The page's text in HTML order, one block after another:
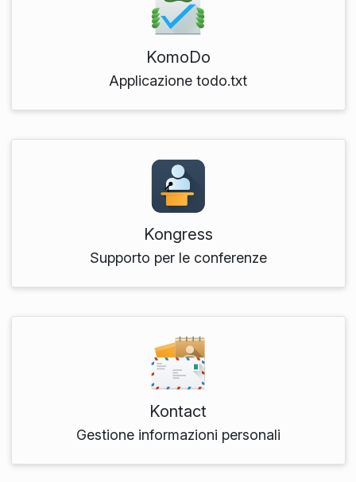
KomoDo
Applicazione todo.txt
Kongress
Supporto per le conferenze
Kontact
Gestione informazioni personali